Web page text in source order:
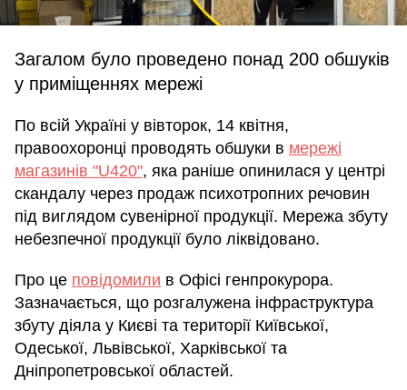
Загалом було проведено понад 200 обшуків
у приміщеннях мережі
По всій Україні у вівторок, 14 квітня,
правоохоронці проводять обшуки в мережі
магазинів "U420", яка раніше опинилася у центрі
скандалу через продаж психотропних речовин
під виглядом сувенірної продукції. Мережа збуту
небезпечної продукції було ліквідовано.
Про це повідомили в Офісі генпрокурора.
Зазначається, що розгалужена інфраструктура
збуту діяла у Києві та території Київської,
Одеської, Львівської, Харківської та
Дніпропетровської областей.